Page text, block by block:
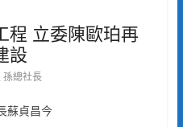
程 立委陳歐珀再
設
孫總社長
蘇貞昌今